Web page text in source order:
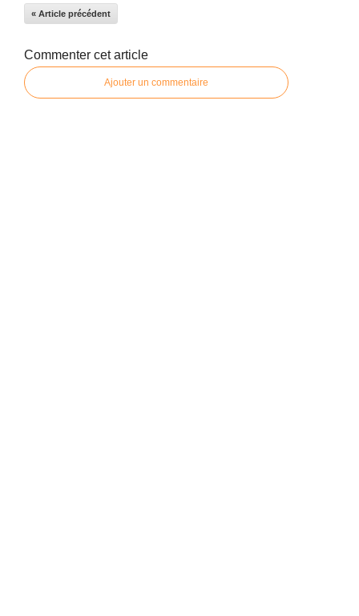
« Article précédent
Commenter cet article
Ajouter un commentaire